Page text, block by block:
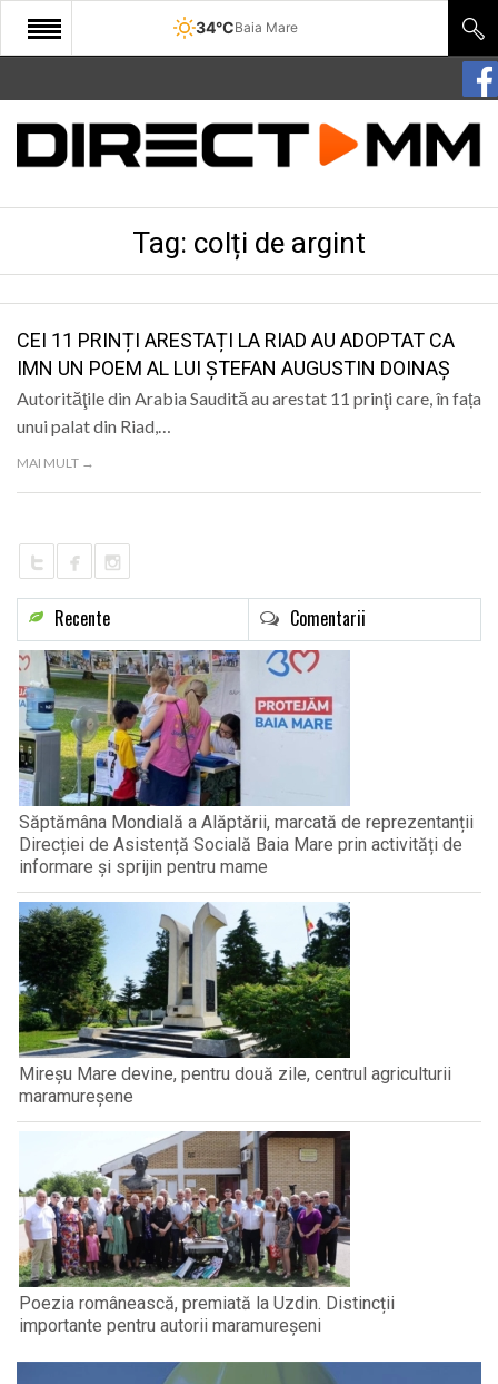
34°CBaia Mare
START
COMUNITATE
SANATATE
SPORT
SPECIAL
POLITIC
Tag: colți de argint
CEI 11 PRINȚI ARESTAȚI LA RIAD AU ADOPTAT CA
IMN UN POEM AL LUI ȘTEFAN AUGUSTIN DOINAȘ
Autorităţile din Arabia Saudită au arestat 11 prinţi care, în fața
unui palat din Riad,…
MAI MULT →
Recente Comentarii
Săptămâna Mondială a Alăptării, marcată de reprezentanții
Direcției de Asistență Socială Baia Mare prin activități de
informare și sprijin pentru mame
Mireșu Mare devine, pentru două zile, centrul agriculturii
maramureșene
Poezia românească, premiată la Uzdin. Distincții
importante pentru autorii maramureșeni